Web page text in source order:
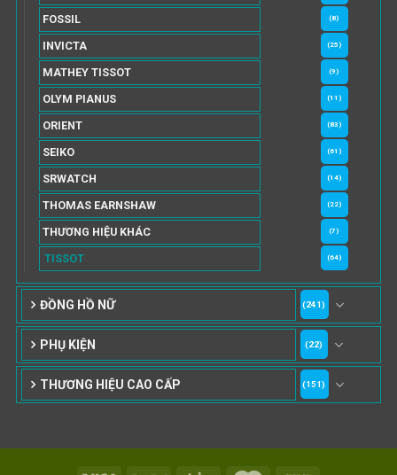
FOSSIL (8)
INVICTA (25)
MATHEY TISSOT (9)
OLYM PIANUS (11)
ORIENT (83)
SEIKO (61)
SRWATCH (14)
THOMAS EARNSHAW (22)
THƯƠNG HIỆU KHÁC (7)
TISSOT (64)
ĐỒNG HỒ NỮ (241)
PHỤ KIỆN (22)
THƯƠNG HIỆU CAO CẤP (151)